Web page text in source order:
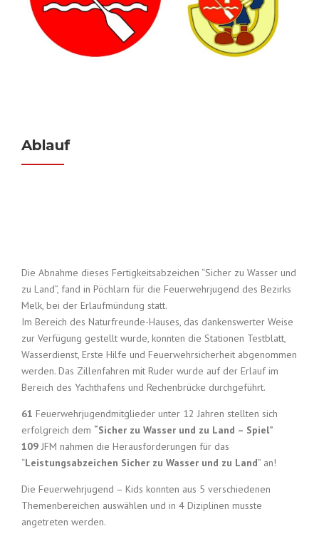
Ablauf
Die Abnahme dieses Fertigkeitsabzeichen “Sicher zu Wasser und
zu Land”, fand in Pöchlarn für die Feuerwehrjugend des Bezirks
Melk, bei der Erlaufmündung statt.
Im Bereich des Naturfreunde-Hauses, das dankenswerter Weise
zur Verfügung gestellt wurde, konnten die Stationen Testblatt,
Wasserdienst, Erste Hilfe und Feuerwehrsicherheit abgenommen
werden. Das Zillenfahren mit Ruder wurde auf der Erlauf im
Bereich des Yachthafens und Rechenbrücke durchgeführt.
61 Feuerwehrjugendmitglieder unter 12 Jahren stellten sich
erfolgreich dem “Sicher zu Wasser und zu Land – Spiel”
109 JFM nahmen die Herausforderungen für das
“Leistungsabzeichen Sicher zu Wasser und zu Land” an!
Die Feuerwehrjugend – Kids konnten aus 5 verschiedenen
Themenbereichen auswählen und in 4 Diziplinen musste
angetreten werden.